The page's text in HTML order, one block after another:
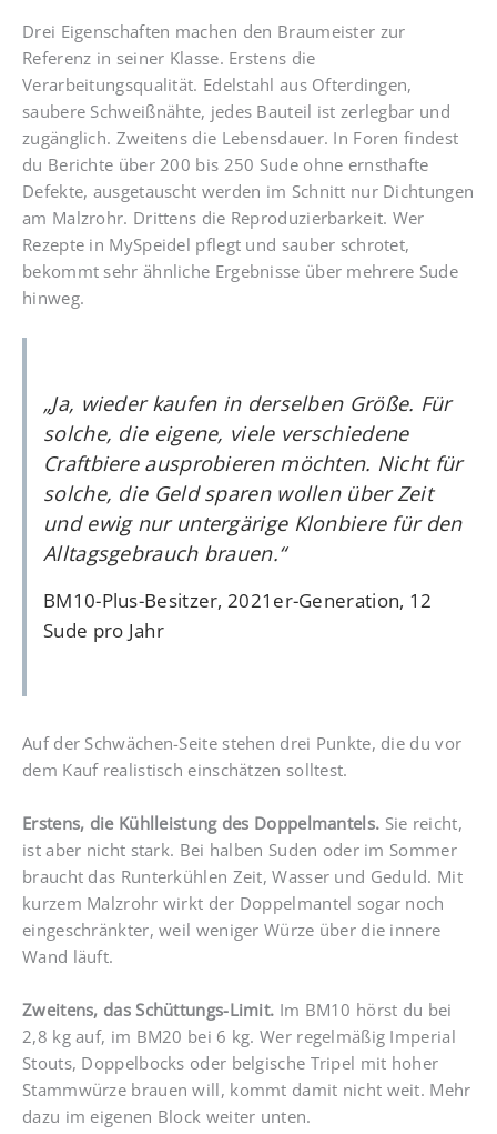
Drei Eigenschaften machen den Braumeister zur
Referenz in seiner Klasse. Erstens die
Verarbeitungsqualität. Edelstahl aus Ofterdingen,
saubere Schweißnähte, jedes Bauteil ist zerlegbar und
zugänglich. Zweitens die Lebensdauer. In Foren findest
du Berichte über 200 bis 250 Sude ohne ernsthafte
Defekte, ausgetauscht werden im Schnitt nur Dichtungen
am Malzrohr. Drittens die Reproduzierbarkeit. Wer
Rezepte in MySpeidel pflegt und sauber schrotet,
bekommt sehr ähnliche Ergebnisse über mehrere Sude
hinweg.
„Ja, wieder kaufen in derselben Größe. Für
solche, die eigene, viele verschiedene
Craftbiere ausprobieren möchten. Nicht für
solche, die Geld sparen wollen über Zeit
und ewig nur untergärige Klonbiere für den
Alltagsgebrauch brauen.“
BM10-Plus-Besitzer, 2021er-Generation, 12
Sude pro Jahr
Auf der Schwächen-Seite stehen drei Punkte, die du vor
dem Kauf realistisch einschätzen solltest.
Erstens, die Kühlleistung des Doppelmantels. Sie reicht,
ist aber nicht stark. Bei halben Suden oder im Sommer
braucht das Runterkühlen Zeit, Wasser und Geduld. Mit
kurzem Malzrohr wirkt der Doppelmantel sogar noch
eingeschränkter, weil weniger Würze über die innere
Wand läuft.
Zweitens, das Schüttungs-Limit. Im BM10 hörst du bei
2,8 kg auf, im BM20 bei 6 kg. Wer regelmäßig Imperial
Stouts, Doppelbocks oder belgische Tripel mit hoher
Stammwürze brauen will, kommt damit nicht weit. Mehr
dazu im eigenen Block weiter unten.